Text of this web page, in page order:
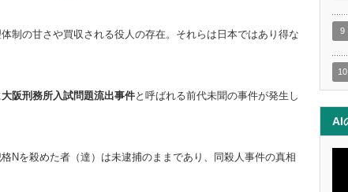
るという（引用：連続
2023年1月27日配信）
一連の連続強盗事件グ
なのか？渡邉優樹容疑
制の甘さや買収される役人の存在。それらは日本ではあり得な
大阪刑務所入試問題流出事件と呼ばれる前代未聞の事件が発生し
Nを殺めた者（達）は未逮捕のままであり、同殺人事件の真相
9
10
AI